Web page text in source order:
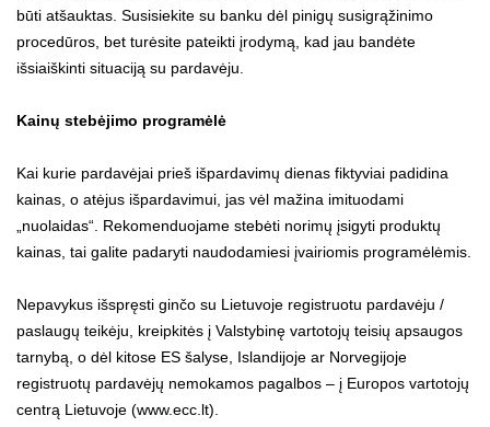
būti atšauktas. Susisiekite su banku dėl pinigų susigrąžinimo
procedūros, bet turėsite pateikti įrodymą, kad jau bandėte
išsiaiškinti situaciją su pardavėju.
Kainų stebėjimo programėlė
Kai kurie pardavėjai prieš išpardavimų dienas fiktyviai padidina
kainas, o atėjus išpardavimui, jas vėl mažina imituodami
„nuolaidas“. Rekomenduojame stebėti norimų įsigyti produktų
kainas, tai galite padaryti naudodamiesi įvairiomis programėlėmis.
Nepavykus išspręsti ginčo su Lietuvoje registruotu pardavėju /
paslaugų teikėju, kreipkitės į Valstybinę vartotojų teisių apsaugos
tarnybą, o dėl kitose ES šalyse, Islandijoje ar Norvegijoje
registruotų pardavėjų nemokamos pagalbos – į Europos vartotojų
centrą Lietuvoje (www.ecc.lt).